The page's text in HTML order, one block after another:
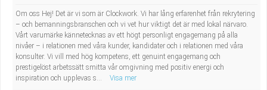
Om oss Hej! Det är vi som är Clockwork. Vi har lång erfarenhet från rekrytering
– och bemanningsbranschen och vi vet hur viktigt det är med lokal närvaro.
Vårt varumärke kännetecknas av ett högt personligt engagemang på alla
nivåer – i relationen med våra kunder, kandidater och i relationen med våra
konsulter. Vi vill med hög kompetens, ett genuint engagemang och
prestigelöst arbetssätt smitta vår omgivning med positiv energi och
inspiration och upplevas s...
Visa mer